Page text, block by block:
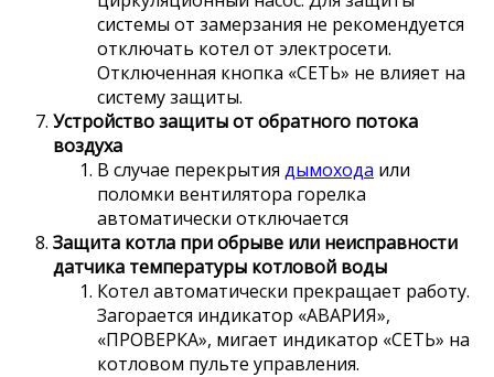
системы от замерзания не рекомендуется
отключать котел от электросети.
Отключенная кнопка «СЕТЬ» не влияет на
систему защиты.
Устройство защиты от обратного потока
воздуха
В случае перекрытия дымохода или
поломки вентилятора горелка
автоматически отключается
Защита котла при обрыве или неисправности
датчика температуры котловой воды
Котел автоматически прекращает работу.
Загорается индикатор «АВАРИЯ»,
«ПРОВЕРКА», мигает индикатор «СЕТЬ» на
котловом пульте управления.